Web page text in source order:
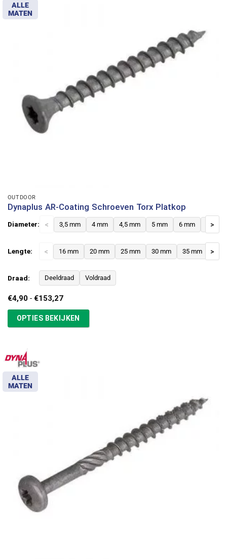
ALLE
MATEN
OUTDOOR
Dynaplus AR-Coating Schroeven Torx Platkop
Diameter: < 3,5 mm 4 mm 4,5 mm 5 mm 6 mm 8 mm
>
Lengte: < 16 mm 20 mm 25 mm 30 mm 35 mm 40
>
Draad: Deeldraad Voldraad
€4,90 - €153,27Prijsklasse:
tot
€153,27
OPTIES BEKIJKEN
ALLE
MATEN